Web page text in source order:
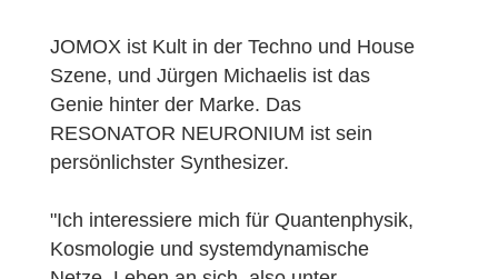
JOMOX ist Kult in der Techno und House
Szene, und Jürgen Michaelis ist das
Genie hinter der Marke. Das
RESONATOR NEURONIUM ist sein
persönlichster Synthesizer.
"Ich interessiere mich für Quantenphysik,
Kosmologie und systemdynamische